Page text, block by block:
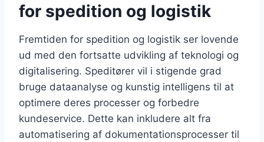
for spedition og logistik
Fremtiden for spedition og logistik ser lovende
ud med den fortsatte udvikling af teknologi og
digitalisering. Speditører vil i stigende grad
bruge dataanalyse og kunstig intelligens til at
optimere deres processer og forbedre
kundeservice. Dette kan inkludere alt fra
automatisering af dokumentationsprocesser til